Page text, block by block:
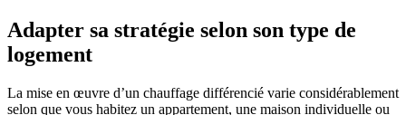
Adapter sa stratégie selon son type de
logement
La mise en œuvre d’un chauffage différencié varie considérablement
selon que vous habitez un appartement, une maison individuelle ou